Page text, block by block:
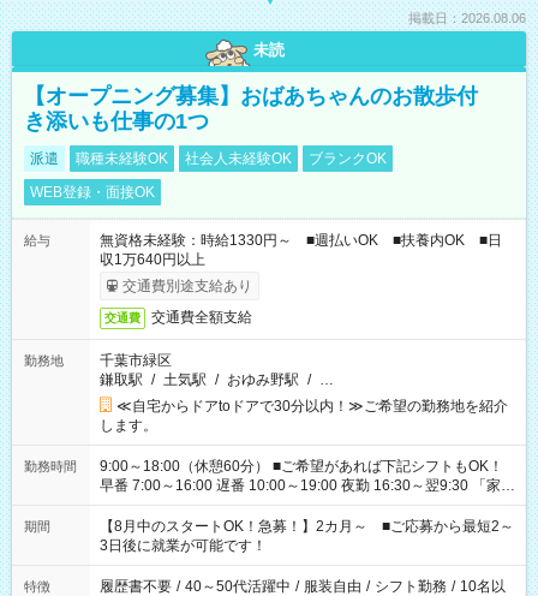
掲載日：2026.08.06
未読
【オープニング募集】おばあちゃんのお散歩付
き添いも仕事の1つ
派遣 職種未経験OK 社会人未経験OK
ブランクOK
WEB登録・面接OK
給与
無資格未経験：時給1330円～ ■週払いOK ■扶養内OK ■日
収1万640円以上
交通費別途支給あり
交通費 交通費全額支給
勤務地
千葉市緑区
鎌取駅 / 土気駅 / おゆみ野駅 / …
≪自宅からドアtoドアで30分以内！≫ご希望の勤務地を紹介
します。
勤務時間
9:00～18:00（休憩60分） ■ご希望があれば下記シフトもOK！
早番 7:00～16:00 遅番 10:00～19:00 夜勤 16:30～翌9:30 「家族
と休みを合わせたい」 「余裕を持って夕飯の準備がしたい」
「できれば残業はしたくない」 など、ご希望を教えてください
ね。 ※Wワーク希望の方へ 今ご覧のお仕事で希望する勤務時間
と、もう1つのお仕事の勤務時間。 合計で週40時間を超える場
合は応募できません。
期間
【8月中のスタートOK！急募！】2カ月～ ■ご応募から最短2～
3日後に就業が可能です！
特徴 履歴書不要 / 40～50代活躍中 / 服装自由 / シフト勤務 / 10名以